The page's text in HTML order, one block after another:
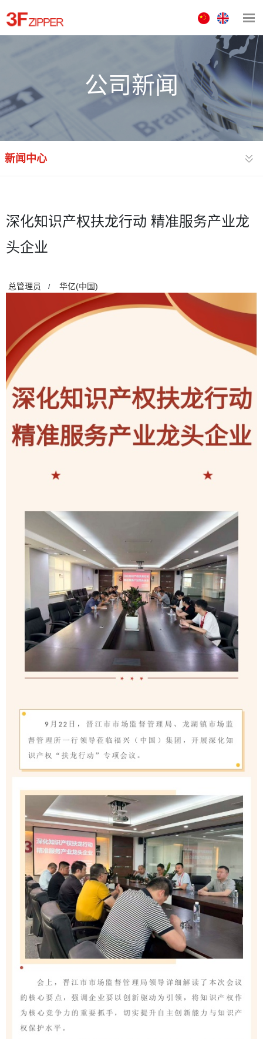
中
文
版
ENGLISH
公司新闻
新闻中心
深化知识产权扶龙行动 精准服务产业龙
头企业
总管理员 / 华亿(中国)